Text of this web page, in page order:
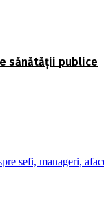
sănătății publice